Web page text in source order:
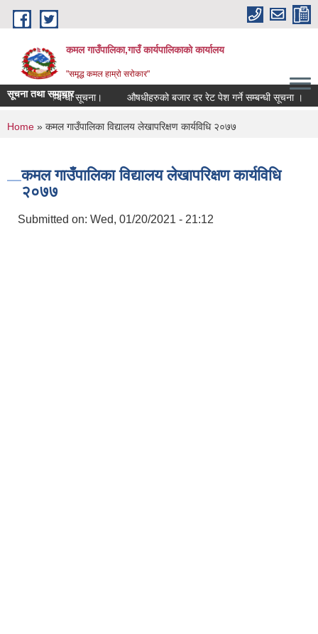
Skip to main content
कमल गाउँपालिका,गाउँ कार्यपालिकाको कार्यालय
"समृद्ध कमल हाम्रो सरोकार"
सूचना तथा समाचार
कर छुट सम्बन्धी सूचना। औषधीहरुको बजार दर रेट पेश गर्ने सम्बन्धी सूचना ।
You are here
Home » कमल गाउँपालिका विद्यालय लेखापरिक्षण कार्यविधि २०७७
कमल गाउँपालिका विद्यालय लेखापरिक्षण कार्यविधि
२०७७
Submitted on: Wed, 01/20/2021 - 21:12